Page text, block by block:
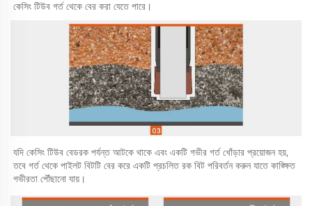
যদি কেসিং টিউব বেডরক পর্যন্ত আটকে থাকে এবং একটি গভীর গর্ত খোঁড়ার প্রয়োজন হয়,
তবে গর্ত থেকে পাইলট বিটটি বের করে একটি প্রচলিত রক বিট পরিবর্তন করুন যাতে কাঙ্ক্ষিত
গভীরতা পৌঁছানো যায়।